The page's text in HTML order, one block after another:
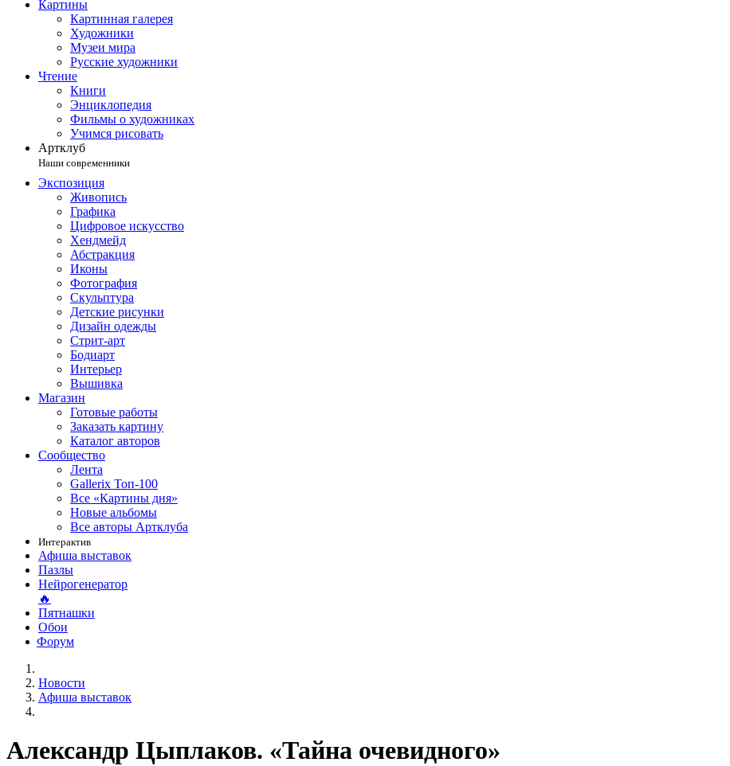
Картины
Картинная галерея
Художники
Музеи мира
Русские художники
Чтение
Книги
Энциклопедия
Фильмы о художниках
Учимся рисовать
Артклуб
Наши современники
Экспозиция
Живопись
Графика
Цифровое искусство
Хендмейд
Абстракция
Иконы
Фотография
Скульптура
Детские рисунки
Дизайн одежды
Стрит-арт
Бодиарт
Интерьер
Вышивка
Магазин
Готовые работы
Заказать картину
Каталог авторов
Сообщество
Лента
Gallerix Топ-100
Все «Картины дня»
Новые альбомы
Все авторы Артклуба
Интерактив
Афиша выставок
Пазлы
Нейрогенератор
🔥
Пятнашки
Обои
Форум
Новости
Афиша выставок
Александр Цыплаков. «Тайна очевидного»